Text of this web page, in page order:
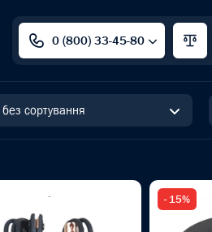
0 (800) 33-45-80
без сортування
- 15%